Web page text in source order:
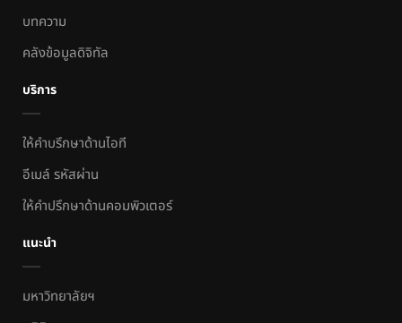
บทความ
คลังข้อมูลดิจิทัล
บริการ
ให้คำบรึกษาด้านไอที
อีเมล์ รหัสผ่าน
ให้คำปรึกษาด้านคอมพิวเตอร์
แนะนำ
มหาวิทยาลัยฯ